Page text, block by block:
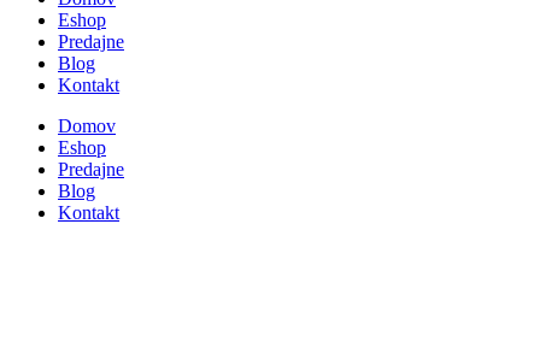
Eshop
Predajne
Blog
Kontakt
Domov
Eshop
Predajne
Blog
Kontakt